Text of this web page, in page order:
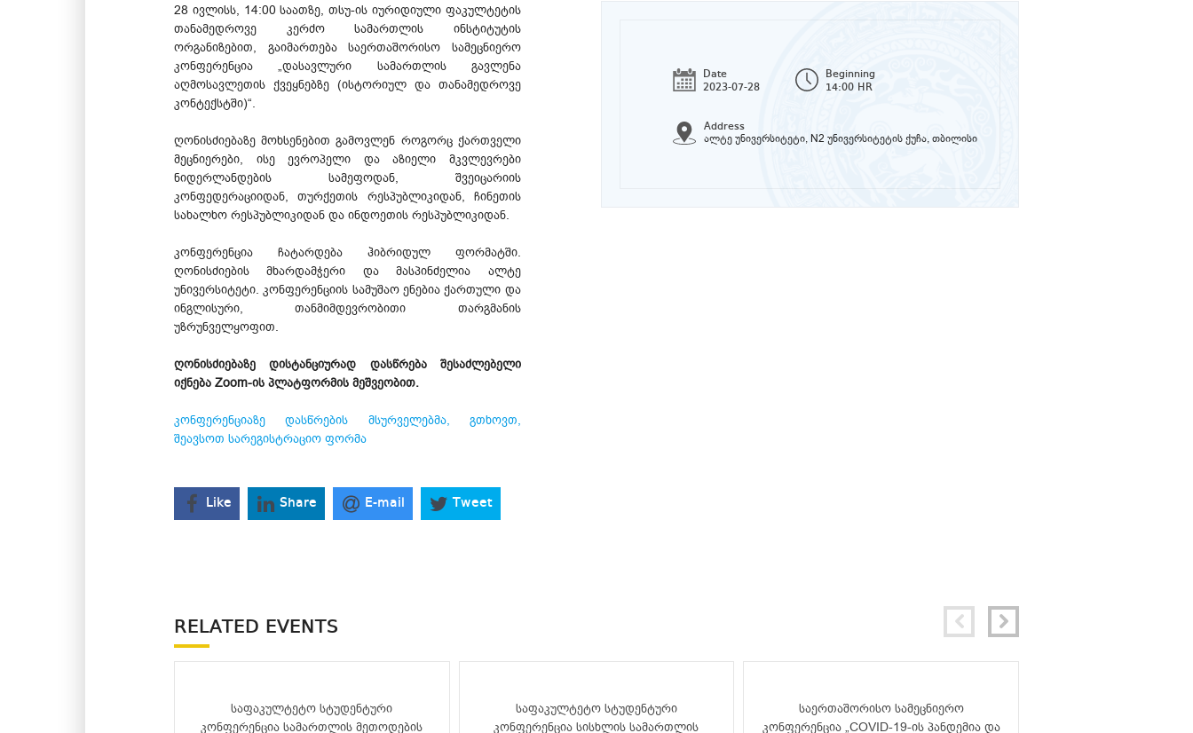
Date
2023-07-28
Beginning
14:00 HR
Address
ალტე უნივერსიტეტი, N2 უნივერსიტეტის ქუჩა, თბილისი
28 ივლისს, 14:00 საათზე, თსუ-ის იურიდიული ფაკულტეტის
თანამედროვე კერძო სამართლის ინსტიტუტის
ორგანიზებით, გაიმართება საერთაშორისო სამეცნიერო
კონფერენცია „დასავლური სამართლის გავლენა
აღმოსავლეთის ქვეყნებზე (ისტორიულ და თანამედროვე
კონტექსტში)“.
ღონისძიებაზე მოხსენებით გამოვლენ როგორც ქართველი
მეცნიერები, ისე ევროპელი და აზიელი მკვლევრები
ნიდერლანდების სამეფოდან, შვეიცარიის
კონფედერაციიდან, თურქეთის რესპუბლიკიდან, ჩინეთის
სახალხო რესპუბლიკიდან და ინდოეთის რესპუბლიკიდან.
კონფერენცია ჩატარდება ჰიბრიდულ ფორმატში.
ღონისძიების მხარდამჭერი და მასპინძელია ალტე
უნივერსიტეტი. კონფერენციის სამუშაო ენებია ქართული და
ინგლისური, თანმიმდევრობითი თარგმანის
უზრუნველყოფით.
ღონისძიებაზე დისტანციურად დასწრება შესაძლებელი
იქნება Zoom-ის პლატფორმის მეშვეობით.
კონფერენციაზე დასწრების მსურველებმა, გთხოვთ,
შეავსოთ სარეგისტრაციო ფორმა
Like Share E-mail Tweet
RELATED EVENTS
საფაკულტეტო სტუდენტური
კონფერენცია სამართლის მეთოდების
საფაკულტეტო სტუდენტური
კონფერენცია სისხლის სამართლის
საერთაშორისო სამეცნიერო
კონფერენცია „COVID-19-ის პანდემია და